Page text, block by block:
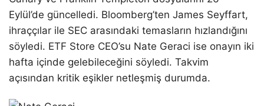
Eylül’de güncelledi. Bloomberg’ten James Seyffart,
ihraççılar ile SEC arasındaki temasların hızlandığını
söyledi. ETF Store CEO’su Nate Geraci ise onayın iki
hafta içinde gelebileceğini söyledi. Takvim
açısından kritik eşikler netleşmiş durumda.